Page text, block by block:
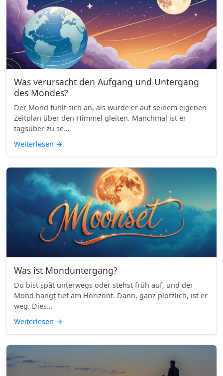
Was verursacht den Aufgang und Untergang
des Mondes?
Der Mond fühlt sich an, als würde er auf seinem eigenen
Zeitplan über den Himmel gleiten. Manchmal ist er
tagsüber zu se...
Weiterlesen →
Was ist Monduntergang?
Du bist spät unterwegs oder stehst früh auf, und der
Mond hängt tief am Horizont. Dann, ganz plötzlich, ist er
weg. Dies...
Weiterlesen →